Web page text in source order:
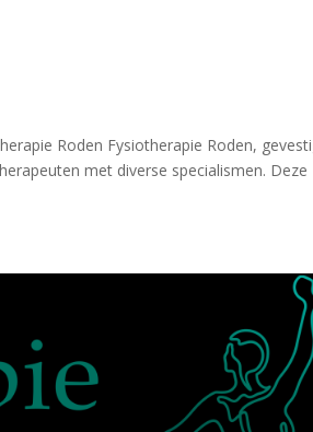
Roden Fysiotherapie Roden,
met diverse specialismen. Deze